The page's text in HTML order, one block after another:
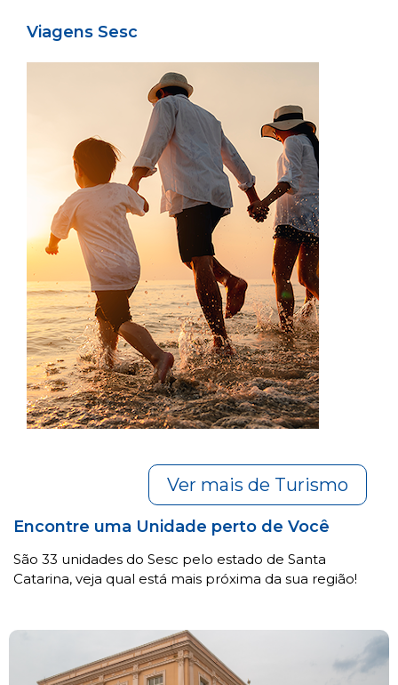
Viagens Sesc
Ver mais de Turismo
Encontre uma Unidade perto de Você
São 33 unidades do Sesc pelo estado de Santa
Catarina, veja qual está mais próxima da sua região!